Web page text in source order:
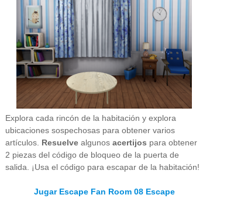
Explora cada rincón de la habitación y explora
ubicaciones sospechosas para obtener varios
artículos. Resuelve algunos acertijos para obtener
2 piezas del código de bloqueo de la puerta de
salida. ¡Usa el código para escapar de la habitación!
Jugar Escape Fan Room 08 Escape